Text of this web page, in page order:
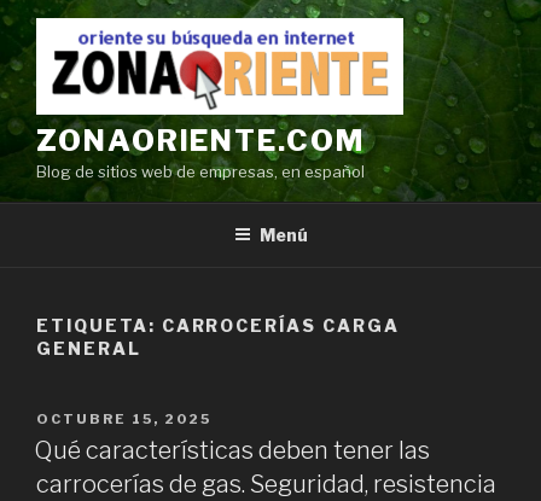
Ir
contenido
ZONAORIENTE.COM
Blog de sitios web de empresas, en español
Menú
ETIQUETA: CARROCERÍAS CARGA
GENERAL
POSTED
ON
OCTUBRE 15, 2025
Qué características deben tener las
carrocerías de gas. Seguridad, resistencia